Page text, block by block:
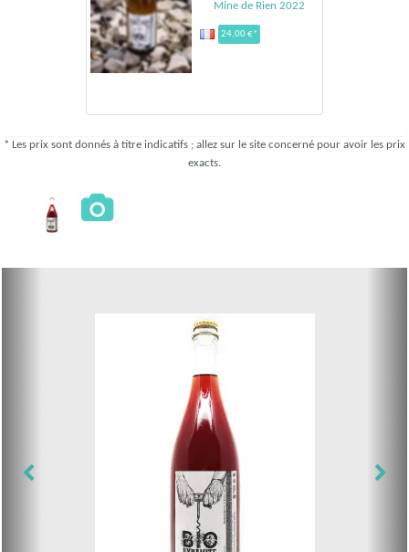
Mine de Rien 2022
24,00 €*
* Les prix sont donnés à titre indicatifs ; allez sur le site concerné pour avoir les prix
exacts.